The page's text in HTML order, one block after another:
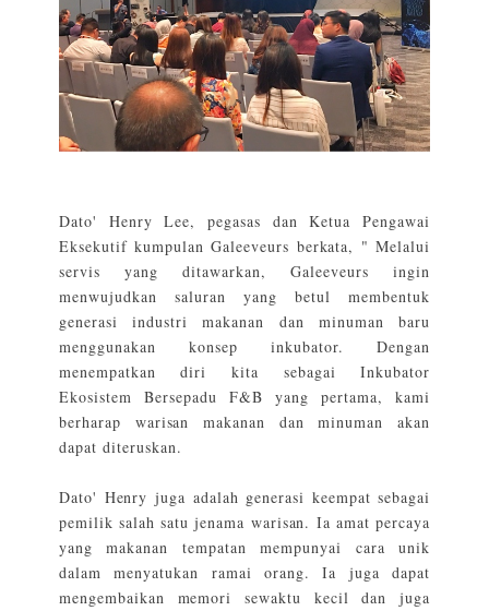
Dato' Henry Lee, pegasas dan Ketua Pengawai
Eksekutif kumpulan Galeeveurs berkata, " Melalui
servis yang ditawarkan, Galeeveurs ingin
menwujudkan saluran yang betul membentuk
generasi industri makanan dan minuman baru
menggunakan konsep inkubator. Dengan
menempatkan diri kita sebagai Inkubator
Ekosistem Bersepadu F&B yang pertama, kami
berharap warisan makanan dan minuman akan
dapat diteruskan.
Dato' Henry juga adalah generasi keempat sebagai
pemilik salah satu jenama warisan. Ia amat percaya
yang makanan tempatan mempunyai cara unik
dalam menyatukan ramai orang. Ia juga dapat
mengembaikan memori sewaktu kecil dan juga